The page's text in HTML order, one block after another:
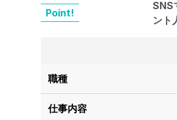
Point!
SNS
ント
職種
仕事内容